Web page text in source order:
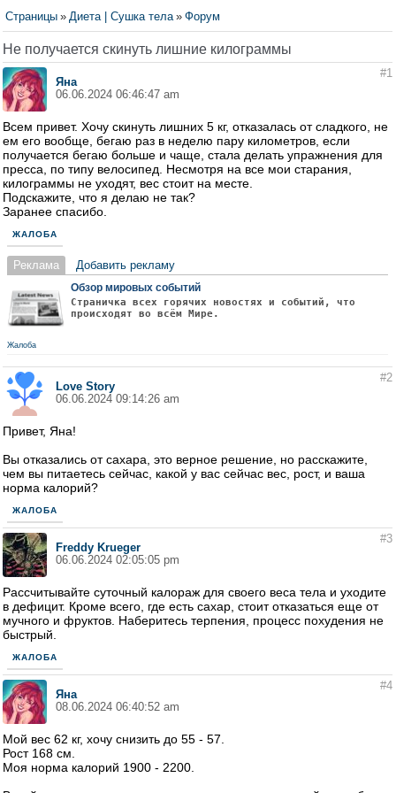
Страницы » Диета | Сушка тела » Форум
Не получается скинуть лишние килограммы
Яна
06.06.2024 06:46:47 am
#1
Всем привет. Хочу скинуть лишних 5 кг, отказалась от сладкого, не
ем его вообще, бегаю раз в неделю пару километров, если
получается бегаю больше и чаще, стала делать упражнения для
пресса, по типу велосипед. Несмотря на все мои старания,
килограммы не уходят, вес стоит на месте.
Подскажите, что я делаю не так?
Заранее спасибо.
ЖАЛОБА
Реклама Добавить рекламу
Обзор мировых событий
Страничка всех горячих новостях и событий, что
происходят во всём Мире.
Жалоба
Love Story
06.06.2024 09:14:26 am
#2
Привет, Яна!
Вы отказались от сахара, это верное решение, но расскажите,
чем вы питаетесь сейчас, какой у вас сейчас вес, рост, и ваша
норма калорий?
ЖАЛОБА
Freddy Krueger
06.06.2024 02:05:05 pm
#3
Рассчитывайте суточный калораж для своего веса тела и уходите
в дефицит. Кроме всего, где есть сахар, стоит отказаться еще от
мучного и фруктов. Наберитесь терпения, процесс похудения не
быстрый.
ЖАЛОБА
Яна
08.06.2024 06:40:52 am
#4
Мой вес 62 кг, хочу снизить до 55 - 57.
Рост 168 см.
Моя норма калорий 1900 - 2200.